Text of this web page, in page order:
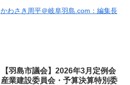
かわさき周平＠岐阜羽島.com：編集長
【羽島市議会】2026年3月定例会
産業建設委員会・予算決算特別委